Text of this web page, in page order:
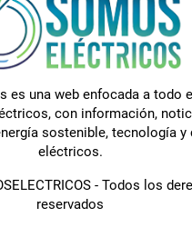
es una web enfocada a todo
con información,
sostenible, tecnología y
eléctricos.
- Todos los
reservados